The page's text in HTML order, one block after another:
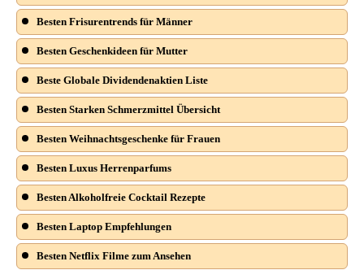
Besten Frisurentrends für Männer
Besten Geschenkideen für Mutter
Beste Globale Dividendenaktien Liste
Besten Starken Schmerzmittel Übersicht
Besten Weihnachtsgeschenke für Frauen
Besten Luxus Herrenparfums
Besten Alkoholfreie Cocktail Rezepte
Besten Laptop Empfehlungen
Besten Netflix Filme zum Ansehen